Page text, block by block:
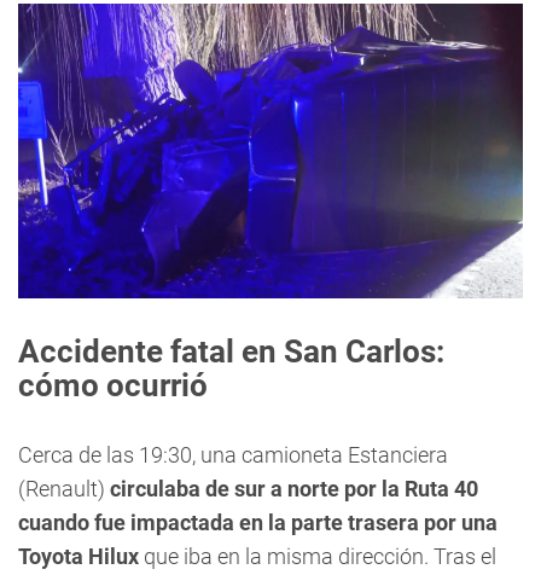
Accidente fatal en San Carlos:
cómo ocurrió
Cerca de las 19:30, una camioneta Estanciera
(Renault) circulaba de sur a norte por la Ruta 40
cuando fue impactada en la parte trasera por una
Toyota Hilux que iba en la misma dirección. Tras el